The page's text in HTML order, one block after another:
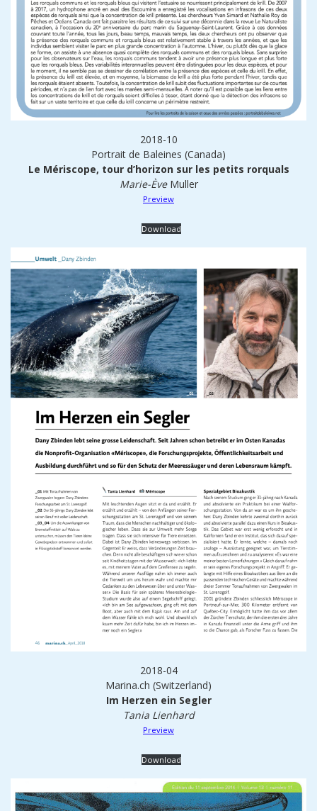
2018-10
Portrait de Baleines (Canada)
Le Mériscope, tour d’horizon sur les petits rorquals
Marie-ÈveMuller
Preview
Download
2018-04
Marina.ch (Switzerland)
Im Herzen ein Segler
Tania Lienhard
Preview
Download